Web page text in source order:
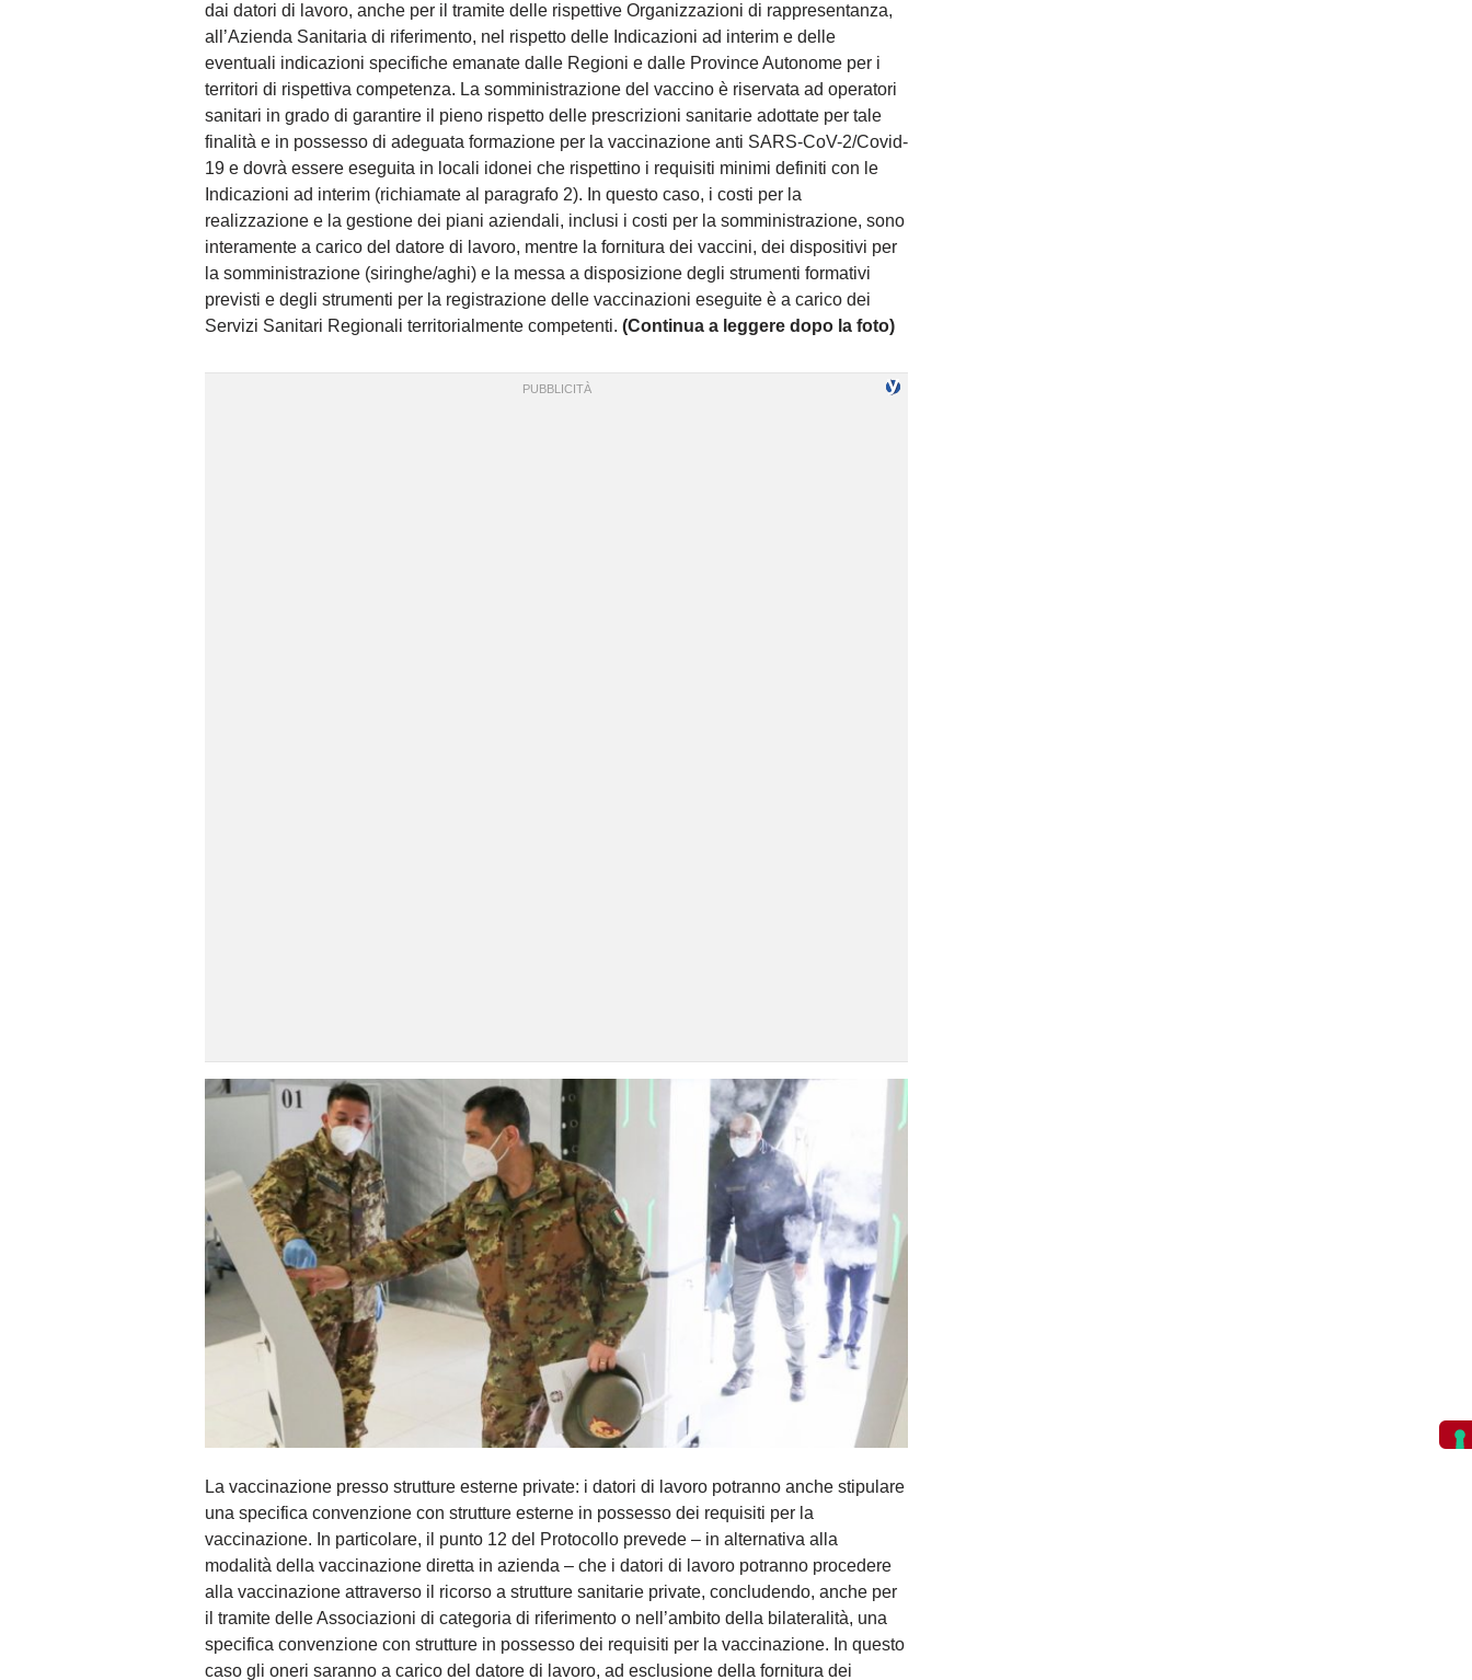
dai datori di lavoro, anche per il tramite delle rispettive Organizzazioni di rappresentanza,
all’Azienda Sanitaria di riferimento, nel rispetto delle Indicazioni ad interim e delle
eventuali indicazioni specifiche emanate dalle Regioni e dalle Province Autonome per i
territori di rispettiva competenza. La somministrazione del vaccino è riservata ad operatori
sanitari in grado di garantire il pieno rispetto delle prescrizioni sanitarie adottate per tale
finalità e in possesso di adeguata formazione per la vaccinazione anti SARS-CoV-2/Covid-
19 e dovrà essere eseguita in locali idonei che rispettino i requisiti minimi definiti con le
Indicazioni ad interim (richiamate al paragrafo 2). In questo caso, i costi per la
realizzazione e la gestione dei piani aziendali, inclusi i costi per la somministrazione, sono
interamente a carico del datore di lavoro, mentre la fornitura dei vaccini, dei dispositivi per
la somministrazione (siringhe/aghi) e la messa a disposizione degli strumenti formativi
previsti e degli strumenti per la registrazione delle vaccinazioni eseguite è a carico dei
Servizi Sanitari Regionali territorialmente competenti. (Continua a leggere dopo la foto)
La vaccinazione presso strutture esterne private: i datori di lavoro potranno anche stipulare
una specifica convenzione con strutture esterne in possesso dei requisiti per la
vaccinazione. In particolare, il punto 12 del Protocollo prevede – in alternativa alla
modalità della vaccinazione diretta in azienda – che i datori di lavoro potranno procedere
alla vaccinazione attraverso il ricorso a strutture sanitarie private, concludendo, anche per
il tramite delle Associazioni di categoria di riferimento o nell’ambito della bilateralità, una
specifica convenzione con strutture in possesso dei requisiti per la vaccinazione. In questo
caso gli oneri saranno a carico del datore di lavoro, ad esclusione della fornitura dei